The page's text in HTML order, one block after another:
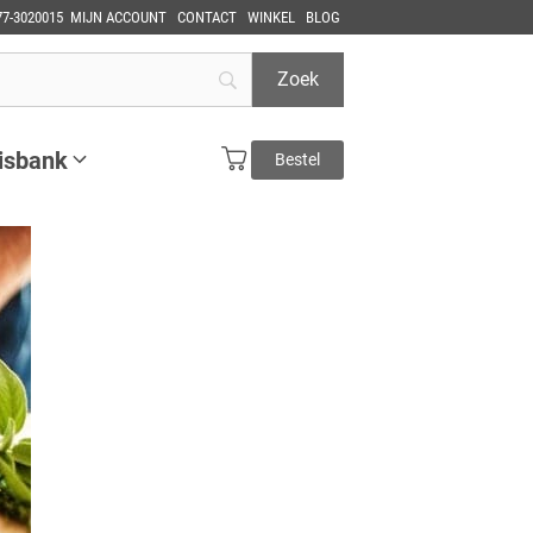
3020015 MIJN ACCOUNT CONTACT WINKEL BLOG
Bestel